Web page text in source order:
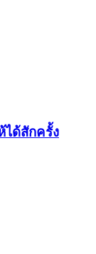
ได้สักครั้ง